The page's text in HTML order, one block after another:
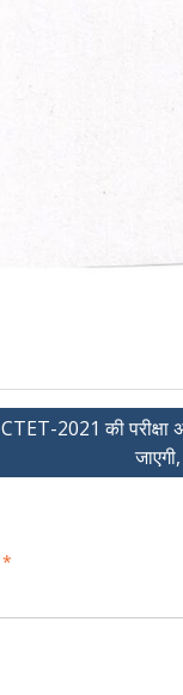
CTET-2021 की परीक्षा
*